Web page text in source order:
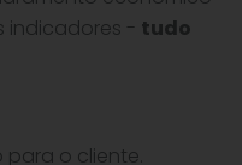
indicadores - tudo
o cliente.